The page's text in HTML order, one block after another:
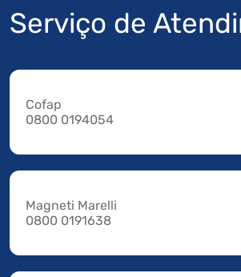
Serviço de
Cofap
0800 0194054
Magneti Marelli
0800 0191638